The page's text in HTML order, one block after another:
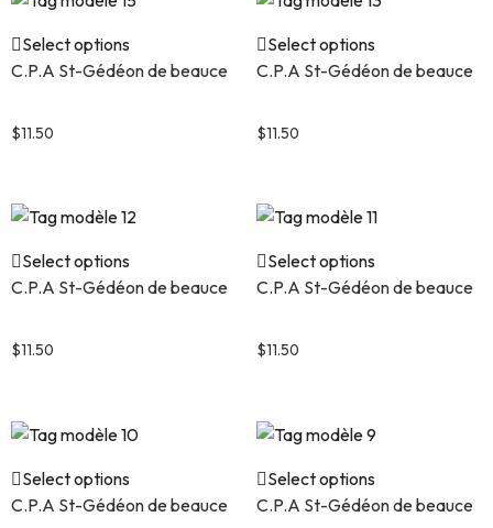
Select options
C.P.A St-Gédéon de beauce
$11.50
Select options
C.P.A St-Gédéon de beauce
$11.50
Select options
C.P.A St-Gédéon de beauce
$11.50
Select options
C.P.A St-Gédéon de beauce
$11.50
Select options
C.P.A St-Gédéon de beauce
Select options
C.P.A St-Gédéon de beauce